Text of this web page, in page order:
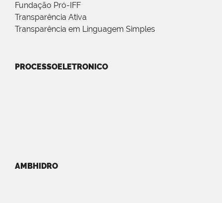
Fundação Pró-IFF
Transparência Ativa
Transparência em Linguagem Simples
PROCESSOELETRONICO
AMBHIDRO